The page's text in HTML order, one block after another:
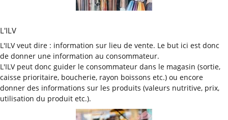
L'ILV
L'ILV veut dire : information sur lieu de vente. Le but ici est donc
de donner une information au consommateur.
L'ILV peut donc guider le consommateur dans le magasin (sortie,
caisse prioritaire, boucherie, rayon boissons etc.) ou encore
donner des informations sur les produits (valeurs nutritive, prix,
utilisation du produit etc.).